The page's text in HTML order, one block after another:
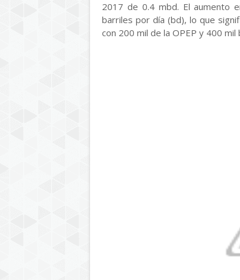
2017 de 0.4 mbd. El aumento
barriles por día (bd), lo que
con 200 mil de la OPEP y 400